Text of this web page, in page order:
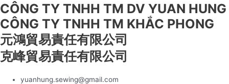
CÔNG TY TNHH TM DV YUAN HUNG
CÔNG TY TNHH TM KHẮC PHONG
元鴻貿易責任有限公司
克峰貿易責任有限公司
yuanhung.sewing@gmail.com